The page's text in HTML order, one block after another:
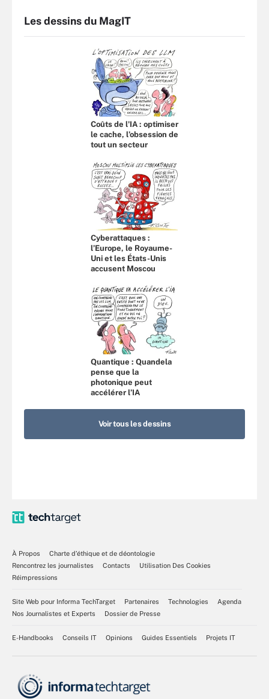
Les dessins du MagIT
Coûts de l'IA : optimiser
le cache, l’obsession de
tout un secteur
Cyberattaques :
l’Europe, le Royaume-
Uni et les États-Unis
accusent Moscou
Quantique : Quandela
pense que la
photonique peut
accélérer l’IA
Voir tous les dessins
À Propos
Charte d’éthique et de déontologie
Rencontrez les journalistes
Contacts
Utilisation Des Cookies
Réimpressions
Site Web pour Informa TechTarget Partenaires Technologies
Agenda
Nos Journalistes et Experts
Dossier de Presse
E-Handbooks Conseils IT Opinions Guides Essentiels Projets IT